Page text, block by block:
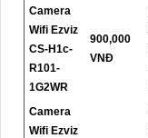
Camera
Wifi Ezviz
CS-H1c-
R101-
1G2WR
900,000
VNĐ
Camera
Wifi Ezviz